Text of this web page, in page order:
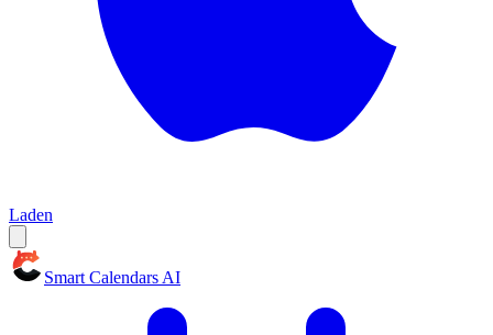
Laden
Smart Calendars AI